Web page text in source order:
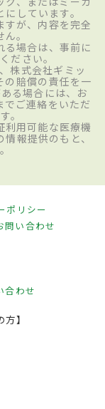
しています。
すが、内容を完全
。
る場合は、事前に
ださい。
株式会社ギミッ
の賠償の責任を一
る場合には、お
ご連絡をいただ
。
利用可能な医療機
報提供のもと、
ポリシー
問い合わせ
合わせ
】